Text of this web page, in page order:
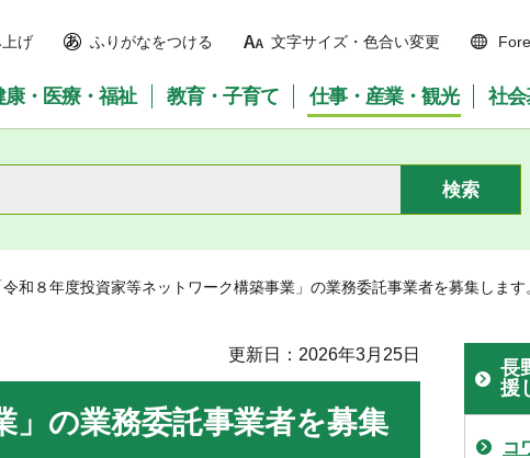
げ ふりがなをつける 文字サイズ・色合い変更
康・医療・福祉 教育・子育て 仕事・産業・観光 社
和８年度投資家等ネットワーク構築事業」の業務委託事業者を募集します
更新日：2026年3月25日
」の業務委託事業者を募集
長
援
コ